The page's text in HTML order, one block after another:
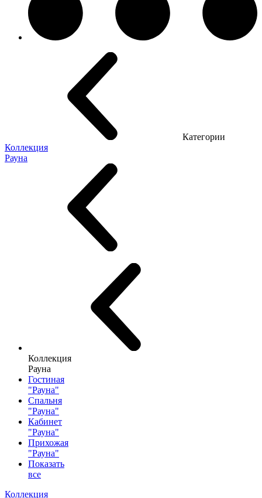
Категории
Коллекция
Рауна
Коллекция
Рауна
Гостиная
"Рауна"
Спальня
"Рауна"
Кабинет
"Рауна"
Прихожая
"Рауна"
Показать
все
Коллекция